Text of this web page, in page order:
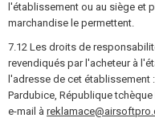
l'établissement ou au siège et
marchandise le permettent.
7.12 Les droits de
revendiqués par l'acheteur à
l'adresse de cet établissement
Pardubice, République
e-mail à